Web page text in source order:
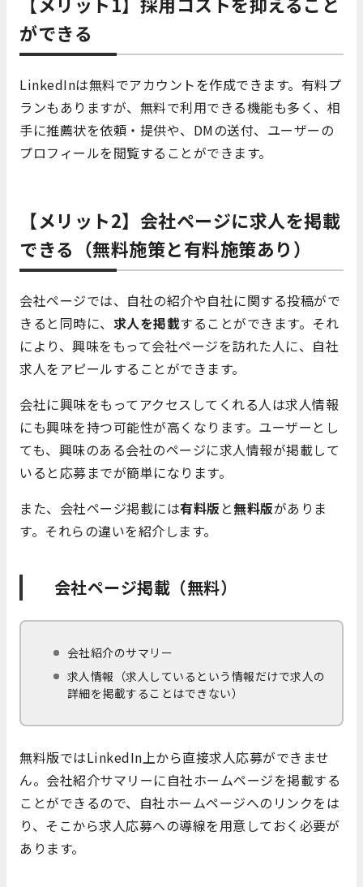
ができる
LinkedInは無料でアカウントを作成できます。有料プ
ランもありますが、無料で利用できる機能も多く、相
手に推薦状を依頼・提供や、DMの送付、ユーザーの
プロフィールを閲覧することができます。
【メリット2】会社ページに求人を掲載
できる（無料施策と有料施策あり）
会社ページでは、自社の紹介や自社に関する投稿がで
きると同時に、 求人を掲載することができます。それ
により、興味をもって会社ページを訪れた人に、自社
求人をアピールすることができます。
会社に興味をもってアクセスしてくれる人は求人情報
にも興味を持つ可能性が高くなります。ユーザーとし
ても、興味のある会社のページに求人情報が掲載して
いると応募までが簡単になります。
また、会社ページ掲載には有料版と無料版がありま
す。それらの違いを紹介します。
会社ページ掲載（無料）
会社紹介のサマリー
求人情報（求人しているという情報だけで求人の
詳細を掲載することはできない）
無料版ではLinkedIn上から直接求人応募ができませ
ん。会社紹介サマリーに自社ホームページを掲載する
ことができるので、自社ホームページへのリンクをは
り、そこから求人応募への導線を用意しておく必要が
あります。